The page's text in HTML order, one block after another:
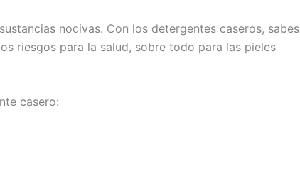
nocivas. Con los detergentes caseros, sabes
riesgos para la salud, sobre todo para las pieles
casero: